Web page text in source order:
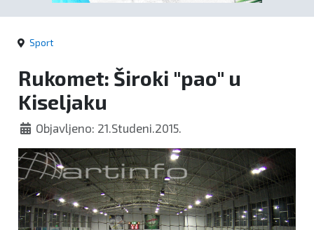
kronika
Politika
Zanimljivosti
Sport
Rukomet: Široki "pao" u
Kiseljaku
Objavljeno: 21.Studeni.2015.